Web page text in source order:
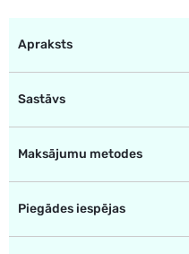
Apraksts
Sastāvs
Maksājumu metodes
Piegādes iespējas